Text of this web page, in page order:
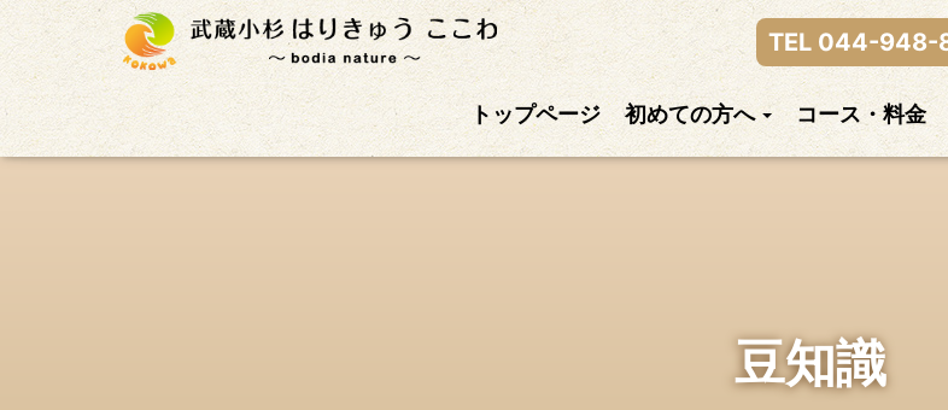
武蔵小杉徒歩4分の鍼灸治療院。首肩こり、腰痛、自律神経の乱れまでご相談下さい。
TEL 044-948-
トップページ 初めての方へ コース・料金
豆知識